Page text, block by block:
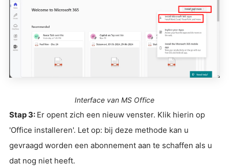
Interface van MS Office
Stap 3: Er opent zich een nieuw venster. Klik hierin op
'Office installeren'. Let op: bij deze methode kan u
gevraagd worden een abonnement aan te schaffen als u
dat nog niet heeft.